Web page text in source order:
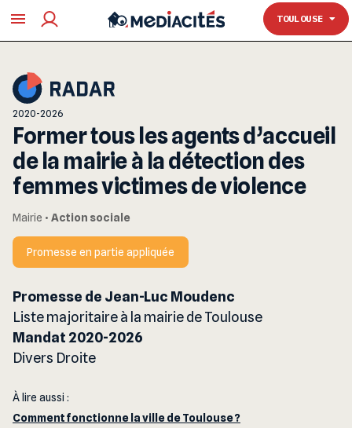
TOULOUSE
TOULOUSE
2020-2026
Former tous les agents d’accueil
de la mairie à la détection des
femmes victimes de violence
Mairie • Action sociale
Promesse en partie appliquée
Promesse de Jean-Luc Moudenc
Liste majoritaire à la mairie de Toulouse
Mandat 2020-2026
Divers Droite
À lire aussi :
Comment fonctionne la ville de Toulouse ?